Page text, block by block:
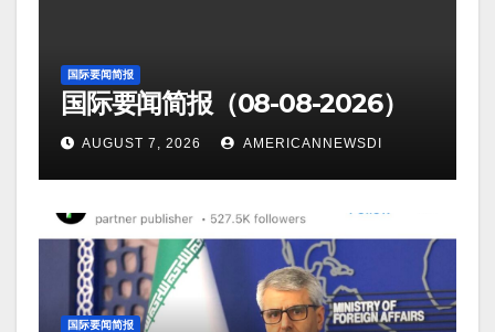
国际要闻简报
国际要闻简报（08-08-2026）
AUGUST 7, 2026 AMERICANNEWSDI
国际要闻简报